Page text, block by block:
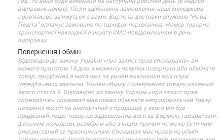
відправок немає). Після здійснення замовлення, наші менеджери
обов'язково зв'яжуться з вами. Вартість доставки службою "Нова
Пошта" оплачує замовник по тарифах перевізника. Номер товарно-
транспортної накладної очікуйте СМС-повідомленням в день
відправки.
Повернення і обмін
Відповідно до закону України «про захист прав споживачів» ви
можете протягом 14 днів з моменту покупки повернути або обміняти
товар, придбаний в магазині, за умови виконання всіх норм
передбачених законом. Умови обміну / повернення товару належної
якості стаття 9. Відповідно до закону України «про захист прав
споживачів»: споживач має право обміняти непродовольчий товар
належної якості на аналогічний у продавця, у якого він був
придбаний, якщо товар не задовольнив його за формою, габаритами,
фасоном, кольором, розміром або з інших причин не може бути ним
використаний за призначенням. Споживач має право на обмін